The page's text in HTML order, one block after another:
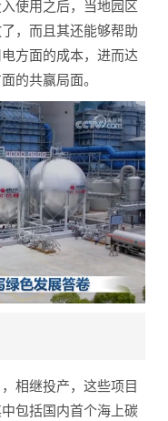
使用之后，当地园区
，而且其还能够帮助
方面的成本，进而达
的共赢局面。
相继投产，这些项目
包括国内首个海上碳